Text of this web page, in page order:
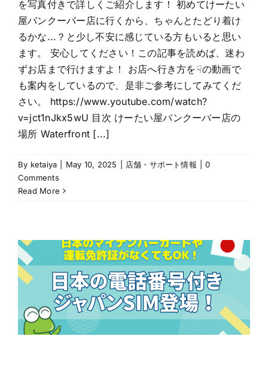
を写真付きで詳しくご紹介します！ 初めてけーたい
屋バンクーバー店に行くから、ちゃんとたどり着け
るかな...？と少し不安に感じている方もいると思い
ます。 安心してください！この記事を読めば、迷わ
ずお店まで行けますよ！ お店へ行き方を☟の動画で
も案内をしているので、是非ご参考にしてみてくだ
さい。 https://www.youtube.com/watch?
v=jct1nJkx5wU 目次 けーたい屋バンクーバー店の
場所 Waterfront [...]
By ketaiya May 10, 2025 店舗・サポート情報
0
Comments
Read More